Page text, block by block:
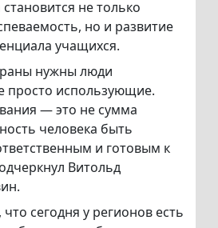
не только
но и развитие
учащихся.
нужны люди
просто использующие.
— это не сумма
человека быть
и готовым к
Витольд
сегодня у регионов есть